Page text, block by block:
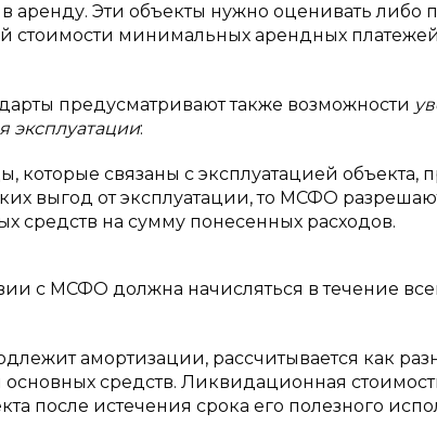
аренду. Эти объекты нужно оценивать либо
стоимости минимальных арендных
предусматривают также возможности
эксплуатации:
связаны с эксплуатацией объекта,
выгод от эксплуатации, то МСФО
средств на сумму понесенных расходов.
с МСФО должна начисляться в течение
амортизации, рассчитывается как
средств. Ликвидационная
после истечения срока его полезного